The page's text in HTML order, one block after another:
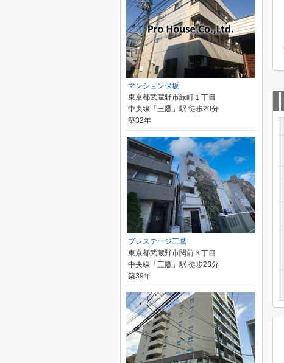
マンション保坂
東京都武蔵野市緑町１丁目
中央線「三鷹」駅 徒歩20分
築32年
プレステージ三鷹
東京都武蔵野市関前３丁目
中央線「三鷹」駅 徒歩23分
築39年